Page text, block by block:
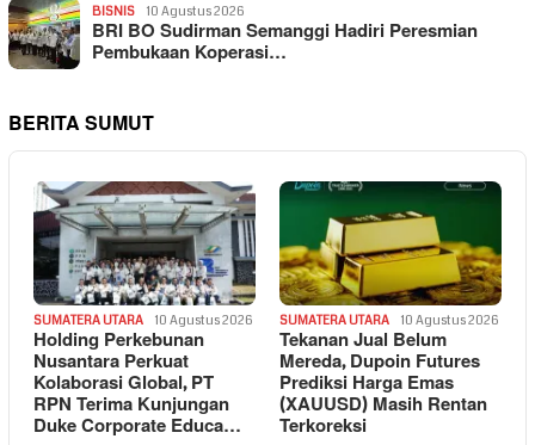
BISNIS 10 Agustus 2026
BRI BO Sudirman Semanggi Hadiri Peresmian
Pembukaan Koperasi…
BERITA SUMUT
SUMATERA UTARA 10 Agustus 2026
Holding Perkebunan
Nusantara Perkuat
Kolaborasi Global, PT
RPN Terima Kunjungan
Duke Corporate Educa…
SUMATERA UTARA 10 Agustus 2026
Tekanan Jual Belum
Mereda, Dupoin Futures
Prediksi Harga Emas
(XAUUSD) Masih Rentan
Terkoreksi